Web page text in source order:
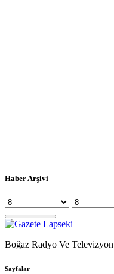
Haber Arşivi
Boğaz Radyo Ve Televizyon
Sayfalar